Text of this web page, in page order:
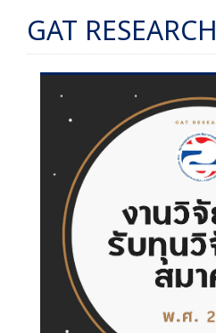
GAT RESEARCH